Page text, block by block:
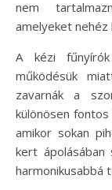
nem
amelyeket nehéz
A kézi
működésük
zavarnák a
különösen
amikor sokan
kert
harmonikusabbá